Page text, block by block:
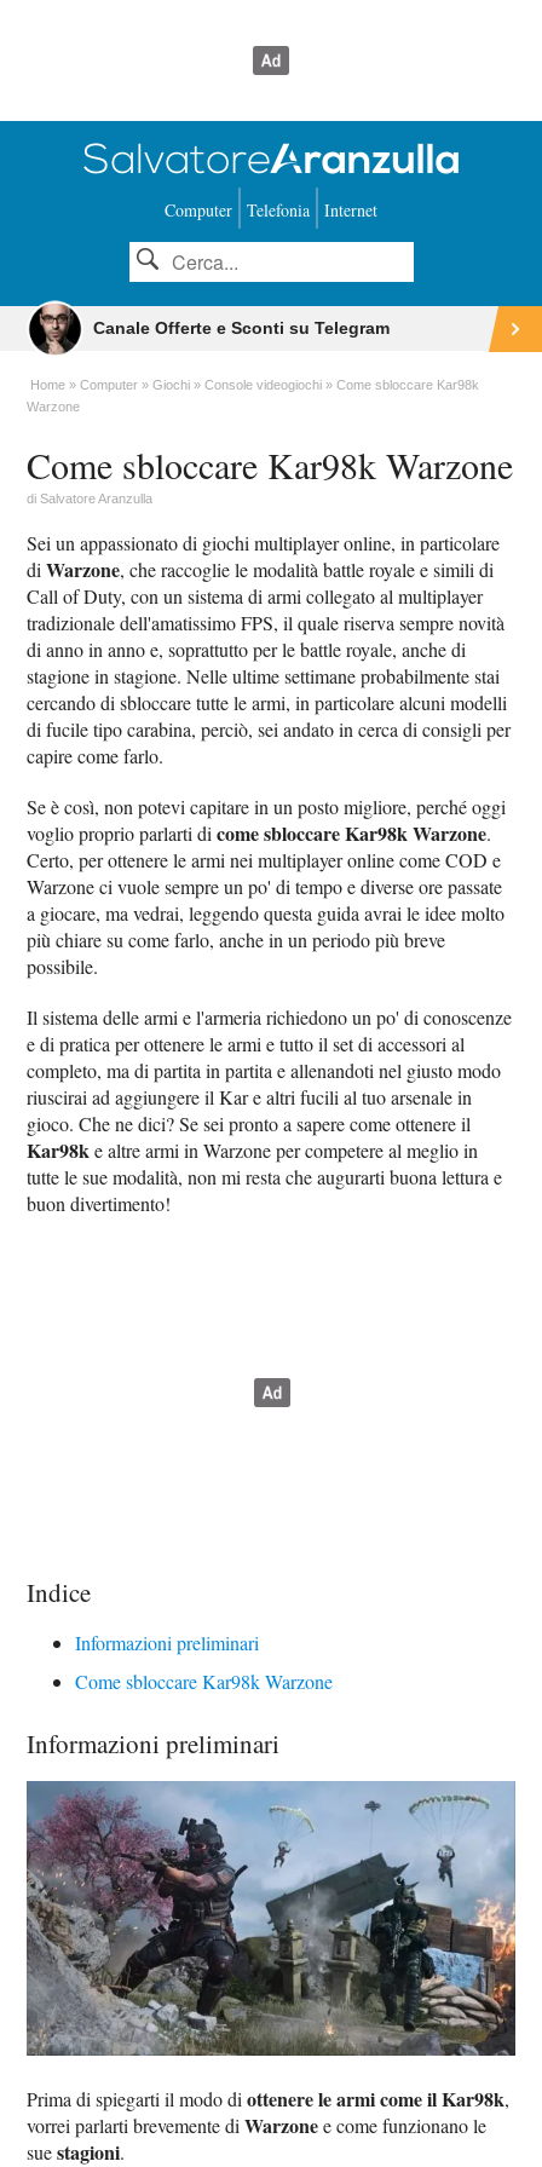
Computer Telefonia Internet
Canale Offerte e Sconti su Telegram
Home Computer Giochi Console videogiochi
Come sbloccare Kar98k
Warzone
Come sbloccare Kar98k Warzone
diSalvatore Aranzulla
Sei un appassionato di giochi multiplayer online, in particolare
diWarzone, che raccoglie le modalità battle royale e simili di
Call of Duty, con un sistema di armi collegato al multiplayer
tradizionale dell'amatissimo FPS, il quale riserva sempre novità
di anno in anno e, soprattutto per le battle royale, anche di
stagione in stagione. Nelle ultime settimane probabilmente stai
cercando di sbloccare tutte le armi, in particolare alcuni modelli
di fucile tipo carabina, perciò, sei andato in cerca di consigli per
capire come farlo.
Se è così, non potevi capitare in un posto migliore, perché oggi
voglio proprio parlarti dicome sbloccare Kar98k Warzone.
Certo, per ottenere le armi nei multiplayer online come COD e
Warzone ci vuole sempre un po' di tempo e diverse ore passate
a giocare, ma vedrai, leggendo questa guida avrai le idee molto
più chiare su come farlo, anche in un periodo più breve
possibile.
Il sistema delle armi e l'armeria richiedono un po' di conoscenze
e di pratica per ottenere le armi e tutto il set di accessori al
completo, ma di partita in partita e allenandoti nel giusto modo
riuscirai ad aggiungere il Kar e altri fucili al tuo arsenale in
gioco. Che ne dici? Se sei pronto a sapere come ottenere il
Kar98ke altre armi in Warzone per competere al meglio in
tutte le sue modalità, non mi resta che augurarti buona lettura e
buon divertimento!
Indice
Informazioni preliminari
Come sbloccare Kar98k Warzone
Informazioni preliminari
Prima di spiegarti il modo diottenere le armi come il Kar98k,
vorrei parlarti brevemente diWarzonee come funzionano le
suestagioni.